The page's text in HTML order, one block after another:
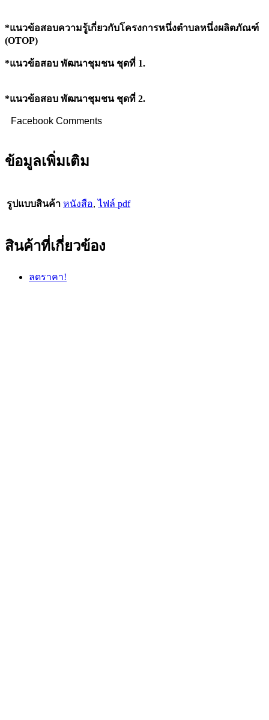
*แนวข้อสอบความรู้เกี่ยวกับโครงการหนึ่งตำบลหนึ่งผลิตภัณฑ์
(OTOP)
*แนวข้อสอบ พัฒนาชุมชน ชุดที่ 1.
*แนวข้อสอบ พัฒนาชุมชน ชุดที่ 2.
Facebook Comments
ข้อมูลเพิ่มเติม
รูปแบบสินค้า หนังสือ,ไฟล์ pdf
สินค้าที่เกี่ยวข้อง
ลดราคา!